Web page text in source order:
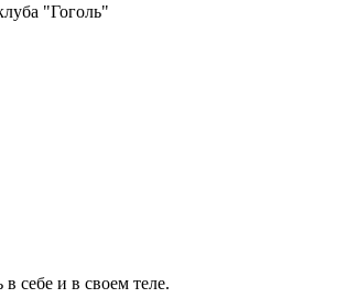
"Гоголь"
себе и в своем теле.